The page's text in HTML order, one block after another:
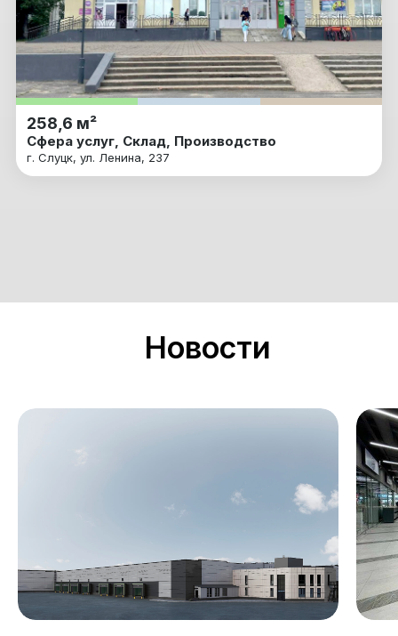
258,6 м²
Сфера услуг, Склад, Производство
г. Слуцк, ул. Ленина, 237
Новости